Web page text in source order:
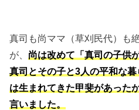
真司も尚ママ（草刈民代）も
が、 尚は改めて「真司の子供
真司とその子と3人の平和な
は生まれてきた甲斐があった
言いました。